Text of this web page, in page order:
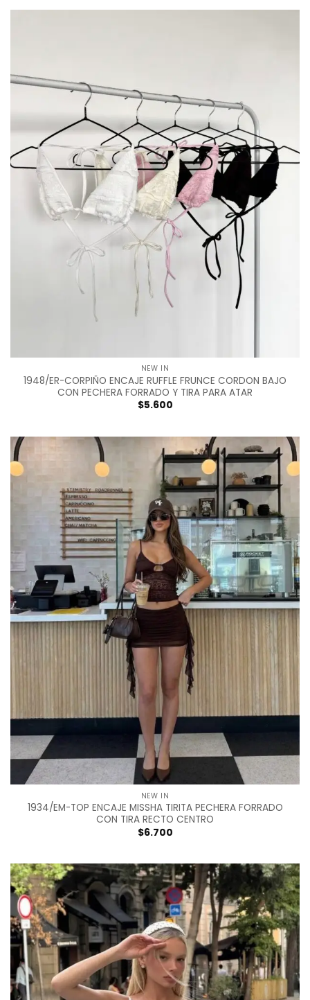
NEW IN
1948/ER-CORPIÑO ENCAJE RUFFLE FRUNCE CORDON BAJO
CON PECHERA FORRADO Y TIRA PARA ATAR
$5.600
NEW IN
1934/EM-TOP ENCAJE MISSHA TIRITA PECHERA FORRADO
CON TIRA RECTO CENTRO
$6.700